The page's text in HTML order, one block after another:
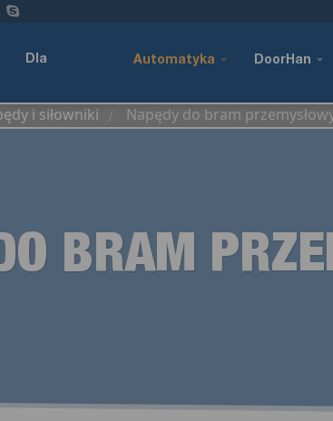
Dla Automatyka DoorHan
i siłowniki / Napędy do bram
BRAM